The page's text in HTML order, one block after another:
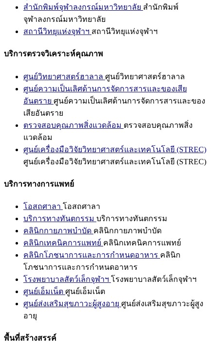
สำนักพิมพ์จุฬาลงกรณ์มหาวิทยาลัย สำนักพิมพ์
จุฬาลงกรณ์มหาวิทยาลัย
สถานีวิทยุแห่งจุฬาฯ สถานีวิทยุแห่งจุฬาฯ
บริการตรวจวิเคราะห์คุณภาพ
ศูนย์วิทยาศาสตร์ฮาลาล ศูนย์วิทยาศาสตร์ฮาลาล
ศูนย์ความเป็นเลิศด้านการจัดการสารและของเสีย
อันตราย ศูนย์ความเป็นเลิศด้านการจัดการสารและของ
เสียอันตราย
ตรวจสอบคุณภาพสิ่งแวดล้อม ตรวจสอบคุณภาพสิ่ง
แวดล้อม
ศูนย์เครื่องมือวิจัยวิทยาศาสตร์และเทคโนโลยี (STREC)
ศูนย์เครื่องมือวิจัยวิทยาศาสตร์และเทคโนโลยี (STREC)
บริการทางการแพทย์
โอสถศาลา โอสถศาลา
บริการทางทันตกรรม บริการทางทันตกรรม
คลินิกกายภาพบำบัด คลินิกกายภาพบำบัด
คลินิกเทคนิคการแพทย์ คลินิกเทคนิคการแพทย์
คลินิกโภชนาการและการกำหนดอาหาร คลินิก
โภชนาการและการกำหนดอาหาร
โรงพยาบาลสัตว์เล็กจุฬาฯ โรงพยาบาลสัตว์เล็กจุฬาฯ
ศูนย์เอ็มเน็ต ศูนย์เอ็มเน็ต
ศูนย์ส่งเสริมสุขภาวะผู้สูงอายุ ศูนย์ส่งเสริมสุขภาวะผู้สูง
อายุ
พื้นที่สร้างสรรค์